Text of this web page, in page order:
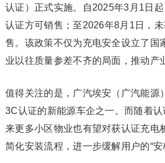
认证）正式实施。自2025年3月1日
认证方可销售；至2026年8月1日，
售。该政策不仅为充电安全设立了国
业以往质量参差不齐的局面，推动产
值得关注的是，广汽埃安（广汽能源
3C认证的新能源车企之一。而随着
来更多小区物业也有望对获认证充电
简化安装流程，进一步缓解用户的“安